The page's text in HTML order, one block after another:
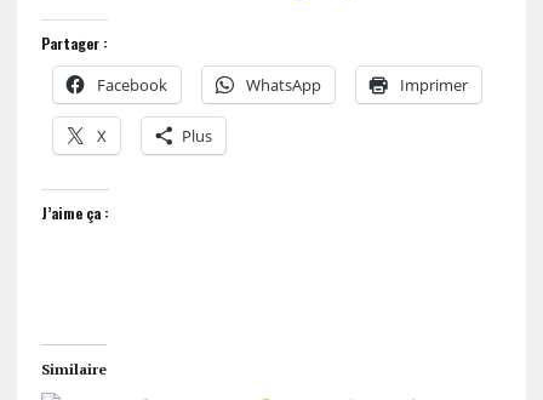
Partager :
Facebook WhatsApp Imprimer
X Plus
J’aime ça :
Similaire